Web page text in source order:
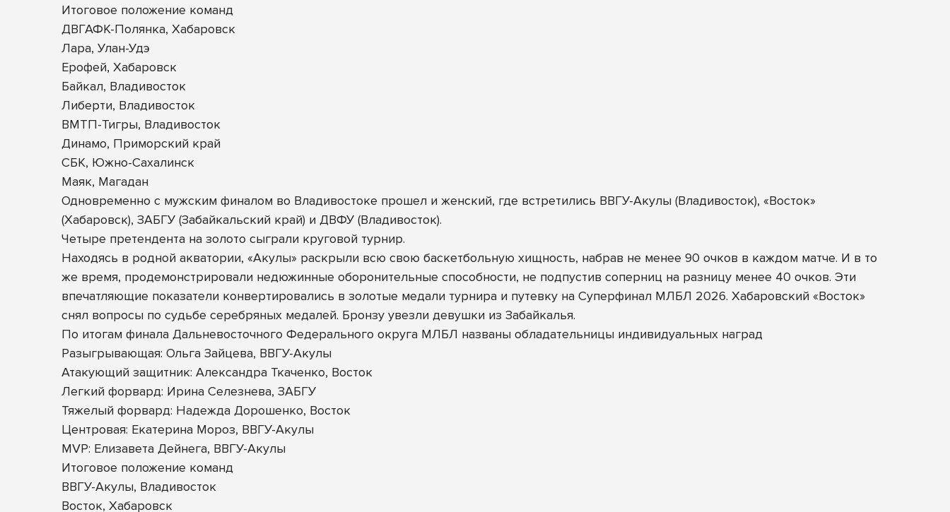
Итоговое положение команд
ДВГАФК-Полянка, Хабаровск
Лара, Улан-Удэ
Ерофей, Хабаровск
Байкал, Владивосток
Либерти, Владивосток
ВМТП-Тигры, Владивосток
Динамо, Приморский край
СБК, Южно-Сахалинск
Маяк, Магадан
Одновременно с мужским финалом во Владивостоке прошел и женский, где встретились ВВГУ-Акулы (Владивосток), «Восток»
(Хабаровск), ЗАБГУ (Забайкальский край) и ДВФУ (Владивосток).
Четыре претендента на золото сыграли круговой турнир.
Находясь в родной акватории, «Акулы» раскрыли всю свою баскетбольную хищность, набрав не менее 90 очков в каждом матче. И в то
же время, продемонстрировали недюжинные оборонительные способности, не подпустив соперниц на разницу менее 40 очков. Эти
впечатляющие показатели конвертировались в золотые медали турнира и путевку на Суперфинал МЛБЛ 2026. Хабаровский «Восток»
снял вопросы по судьбе серебряных медалей. Бронзу увезли девушки из Забайкалья.
По итогам финала Дальневосточного Федерального округа МЛБЛ названы обладательницы индивидуальных наград
Разыгрывающая: Ольга Зайцева, ВВГУ-Акулы
Атакующий защитник: Александра Ткаченко, Восток
Легкий форвард: Ирина Селезнева, ЗАБГУ
Тяжелый форвард: Надежда Дорошенко, Восток
Центровая: Екатерина Мороз, ВВГУ-Акулы
MVP: Елизавета Дейнега, ВВГУ-Акулы
Итоговое положение команд
ВВГУ-Акулы, Владивосток
Восток, Хабаровск